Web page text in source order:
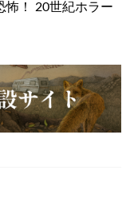
怖！ 20世紀ホラー